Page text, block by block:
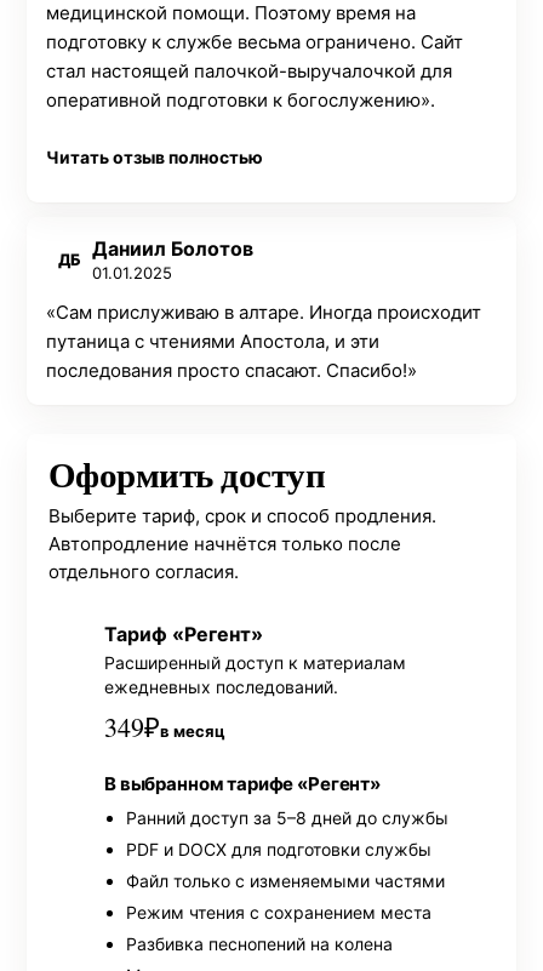
медицинской помощи. Поэтому время на
подготовку к службе весьма ограничено. Сайт
стал настоящей палочкой-выручалочкой для
оперативной подготовки к богослужению».
Читать отзыв полностью
ДБ Даниил Болотов
01.01.2025
«Сам прислуживаю в алтаре. Иногда происходит
путаница с чтениями Апостола, и эти
последования просто спасают. Спасибо!»
Оформить доступ
Выберите тариф, срок и способ продления.
Автопродление начнётся только после
отдельного согласия.
Тариф «Регент»
Расширенный доступ к материалам
ежедневных последований.
349₽в месяц
В выбранном тарифе «Регент»
Ранний доступ за 5–8 дней до службы
PDF и DOCX для подготовки службы
Файл только с изменяемыми частями
Режим чтения с сохранением места
Разбивка песнопений на колена